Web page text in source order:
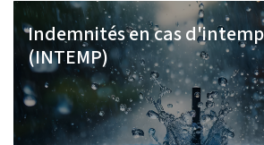
Indemnités en cas
(INTEMP)